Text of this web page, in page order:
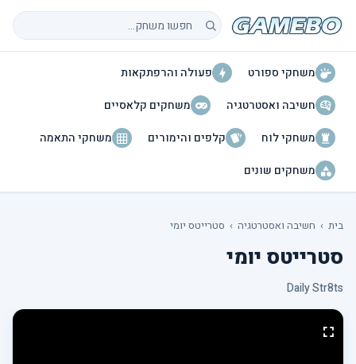
חיפוש משחקים
משחקי ספורט
פעולה והרפתקאות
חשיבה ואסטרטגיה
משחקים קלאסיים
משחקי לוח
קלפים והימורים
משחקי התאמה
משחקים שונים
בית › חשיבה ואסטרטגיה › סטרייטס יומי
סטרייטס יומי
Daily Str8ts